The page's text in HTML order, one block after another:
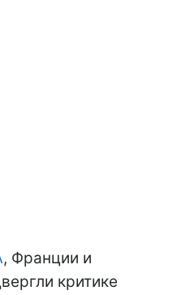
, Франции и
критике